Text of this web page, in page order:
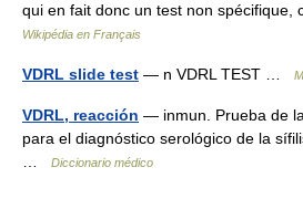
qui en fait donc un test non
Wikipédia en Français
VDRL slide test — n VDRL TEST …
VDRL, reacción — inmun. Prueba de
para el diagnóstico serológico de la
Diccionario médico